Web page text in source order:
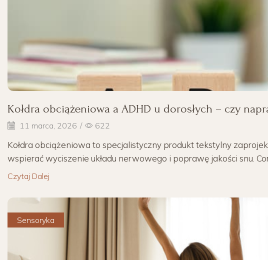
Kołdra obciążeniowa a ADHD u dorosłych – czy
11 marca, 2026 / 622
Kołdra obciążeniowa to specjalistyczny produkt tekstylny
wspierać wyciszenie układu nerwowego i poprawę jakości snu.
Czytaj Dalej
Sensoryka